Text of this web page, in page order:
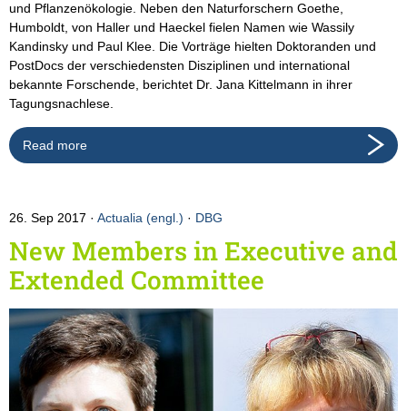
und Pflanzenökologie. Neben den Naturforschern Goethe,
Humboldt, von Haller und Haeckel fielen Namen wie Wassily
Kandinsky und Paul Klee. Die Vorträge hielten Doktoranden und
PostDocs der verschiedensten Disziplinen und international
bekannte Forschende, berichtet Dr. Jana Kittelmann in ihrer
Tagungsnachlese.
Read more
26. Sep 2017 Actualia (engl.) · DBG
New Members in Executive and
Extended Committee